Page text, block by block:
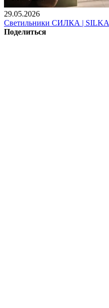
29.05.2026
Светильники СИЛКА | SILKA
Поделиться